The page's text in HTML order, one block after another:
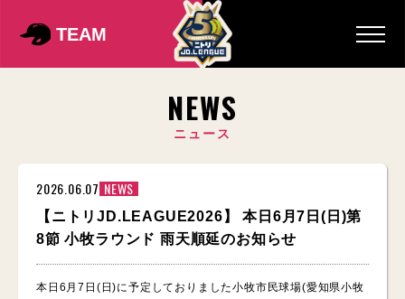
TEAM
NEWS
ニュース
2026.06.07 NEWS
【ニトリJD.LEAGUE2026】 本日6月7日(日)第
8節 小牧ラウンド 雨天順延のお知らせ
本日6月7日(日)に予定しておりました小牧市民球場(愛知県小牧